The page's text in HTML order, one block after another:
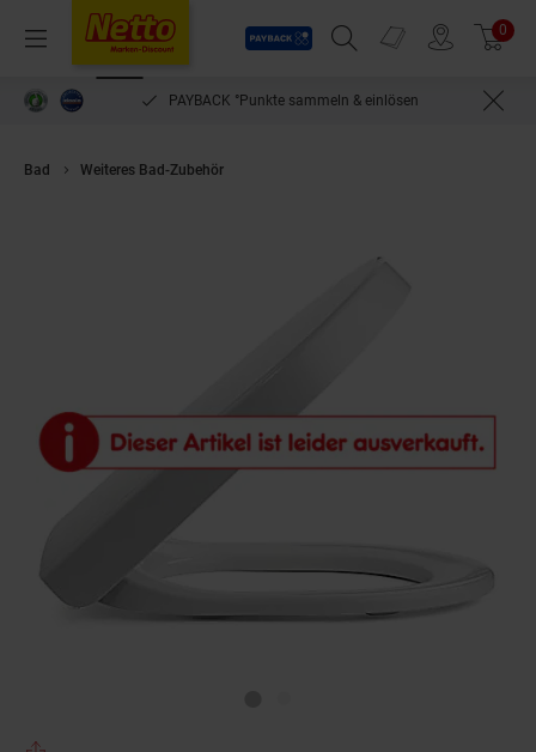
Menü
Payback
Suchfeld einblenden
Prospekte 0
PAYBACK °Punkte sammeln & einlösen
Bad Weiteres Bad-Zubehör